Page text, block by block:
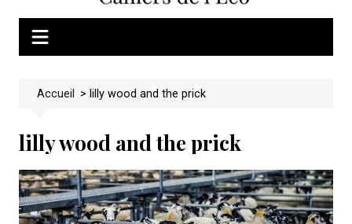
Accueil > lilly wood and the prick
lilly wood and the prick